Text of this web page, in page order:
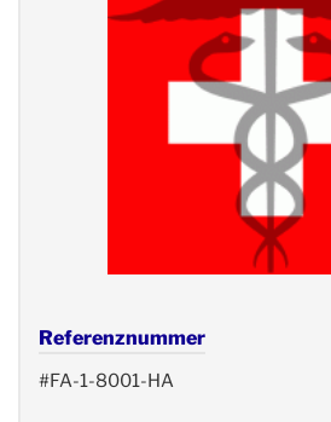
Referenznummer
#FA-1-8001-HA